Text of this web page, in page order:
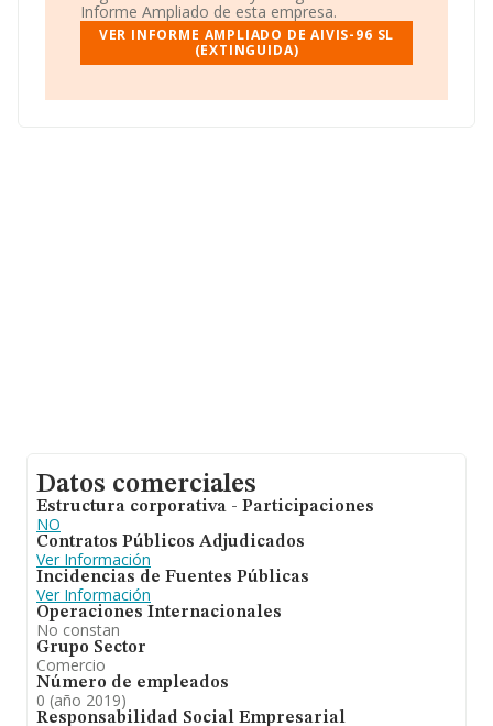
alcanzado los 345 millones de euros. Como información
adicional de interés, la antigüedad alcanza los 19 años
desde la constitución. La media de empleados de las
empresas es de 3.
Informe Ampliado de esta empresa.
VER INFORME AMPLIADO DE AIVIS-96 SL
(EXTINGUIDA)
Datos comerciales
Estructura corporativa - Participaciones
NO
Contratos Públicos Adjudicados
Ver Información
Incidencias de Fuentes Públicas
Ver Información
Operaciones Internacionales
No constan
Grupo Sector
Comercio
Número de empleados
0 (año 2019)
Responsabilidad Social Empresarial